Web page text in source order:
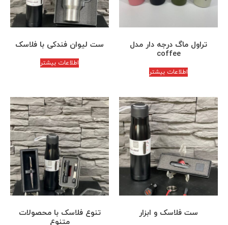
تراول ماگ درجه دار مدل
coffee
اطلاعات بیشتر
ست لیوان فندکی با فلاسک
اطلاعات بیشتر
ست فلاسک و ابزار تنوع فلاسک با محصولات
متنوع